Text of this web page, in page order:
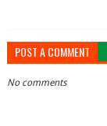
POST A COMMENT
No comments